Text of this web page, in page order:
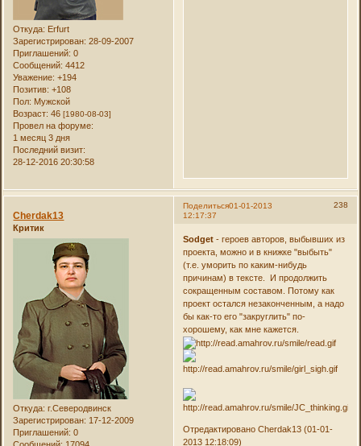
Откуда: Erfurt
Зарегистрирован: 28-09-2007
Приглашений: 0
Сообщений: 4412
Уважение: +194
Позитив: +108
Пол: Мужской
Возраст: 46[1980-08-03]
Провел на форуме:
1 месяц 3 дня
Последний визит:
28-12-2016 20:30:58
Поделиться 238
01-01-2013
12:17:37
Cherdak13
Критик
Откуда: г.Северодвинск
Зарегистрирован: 17-12-2009
Приглашений: 0
Sodget- героев авторов, выбывших из
проекта, можно и в книжке "выбыть"
(т.е. уморить по каким-нибудь
причинам) в тексте. И продолжить
сокращенным составом. Потому как
проект остался незаконченным, а надо
бы как-то его "закруглить" по-
хорошему, как мне кажется.
Отредактировано Cherdak13 (01-01-
2013 12:18:09)